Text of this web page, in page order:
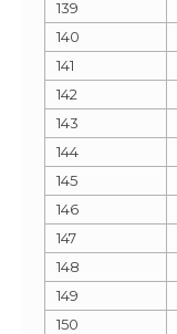
139
140
141
142
143
144
145
146
147
148
149
150